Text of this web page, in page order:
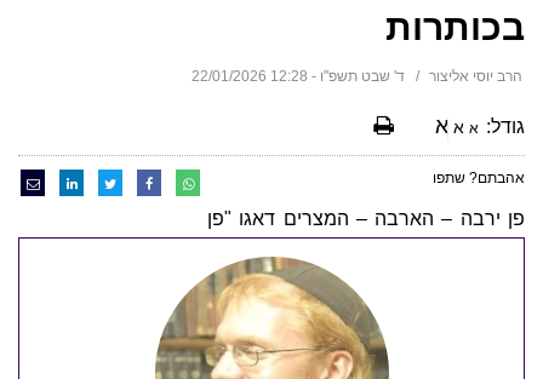
בכותרות
הרב יוסי אליצור ד' שבט תשפ"ו - 12:28 22/01/2026
גודל: א א א
אהבתם? שתפו
פן ירבה – הארבה – המצרים דאגו "פן